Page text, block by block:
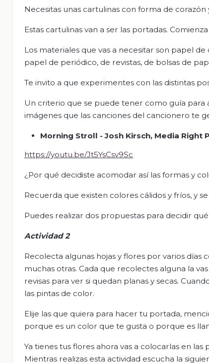
Necesitas unas cartulinas con forma de corazón
Estas cartulinas van a ser las portadas.
Los materiales que vas a necesitar son papel
papel de periódico, de revistas, de bolsas de
Te invito a que experimentes con las distintas
Un criterio que se puede tener como guía para
imágenes que las canciones del cancionero te
Morning Stroll - Josh Kirsch, Media Right
https://youtu.be/Jt5YsCsv9Sc
¿Por qué decidiste acomodar así las formas y
Recuerda que existen colores cálidos y fríos, y
Puedes realizar dos propuestas para decidir
Actividad 2
Recolecta algunas hojas y flores por varios días
muchas otras. Cada que recolectes alguna la
revisas para ver si quedan planas y secas.
las pintas de color.
Elije las que quiera para hacer tu portada,
porque es un color que te gusta o porque es
Ya tienes tus flores ahora vas a colocarlas en
Mientras realizas esta actividad escucha la